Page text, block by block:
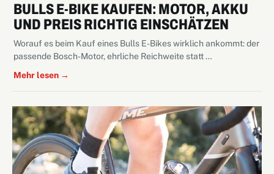
BULLS E-BIKE KAUFEN: MOTOR, AKKU
UND PREIS RICHTIG EINSCHÄTZEN
Worauf es beim Kauf eines Bulls E-Bikes wirklich ankommt: der
passende Bosch-Motor, ehrliche Reichweite statt …
Mehr lesen →